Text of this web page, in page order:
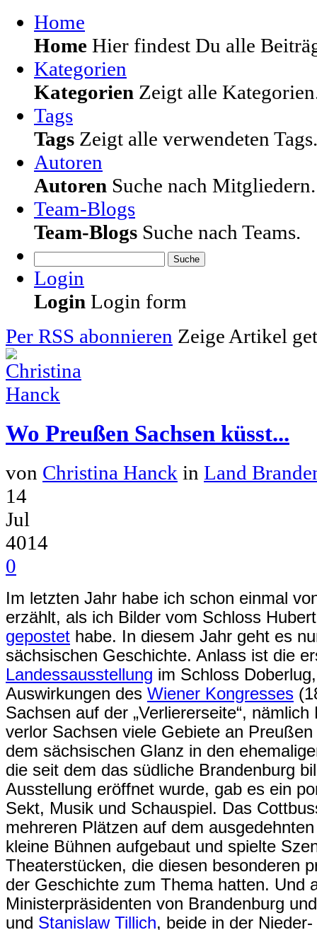
Home
Home Hier findest Du alle
Kategorien
Kategorien Zeigt alle
Tags
Tags Zeigt alle verwendeten Tags.
Autoren
Autoren Suche nach Mitgliedern.
Team-Blogs
Team-Blogs Suche nach Teams.
Suche
Login
Login Login form
Per RSS abonnieren Zeige Artikel
Wo Preußen Sachsen küsst...
von Christina Hanck in Land
14
Jul
4014
0
Im letzten Jahr habe ich schon einmal
erzählt, als ich Bilder vom Schloss
gepostet habe. In diesem Jahr geht es
sächsischen Geschichte. Anlass ist die
Landessausstellung im Schloss
Auswirkungen des Wiener Kongresses
Sachsen auf der „Verliererseite“,
verlor Sachsen viele Gebiete an
dem sächsischen Glanz in den
die seit dem das südliche Brandenburg
Ausstellung eröffnet wurde, gab es ein
Sekt, Musik und Schauspiel. Das
mehreren Plätzen auf dem
kleine Bühnen aufgebaut und spielte
Theaterstücken, die diesen besonderen
der Geschichte zum Thema hatten. Und
Ministerpräsidenten von Brandenburg
und Stanislaw Tillich, beide in der